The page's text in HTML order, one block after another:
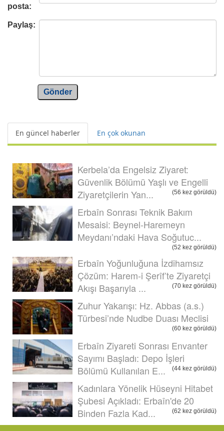
posta:
Paylaş:
Gönder
En güncel haberler En çok okunan
Kerbela’da Engelsiz Ziyaret:
Güvenlik Bölümü Yaşlı ve Engelli
Ziyaretçilerin Yan...
(56 kez görüldü)
Erbaîn Sonrası Teknik Bakım
Mesaisi: Beynel-Haremeyn
Meydanı’ndaki Hava Soğutuc...
(52 kez görüldü)
Erbaîn Yoğunluğuna İzdihamsız
Çözüm: Harem-i Şerîf’te Ziyaretçi
Akışı Başarıyla ...
(70 kez görüldü)
Zuhur Yakarışı: Hz. Abbas (a.s.)
Türbesi’nde Nudbe Duası Meclisi
(60 kez görüldü)
Erbaîn Ziyareti Sonrası Envanter
Sayımı Başladı: Depo İşleri
Bölümü Kullanılan E...
(44 kez görüldü)
Kadınlara Yönelik Hüseyni Hitabet
Şubesi Açıkladı: Erbaîn'de 20
Binden Fazla Kad...
(62 kez görüldü)